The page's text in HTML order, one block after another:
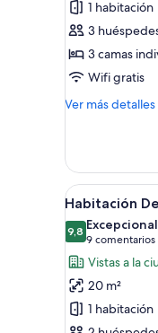
Habitación
triple
estándar
1 habitación
3
3 camas
Wifi gratis
Ver más detalles
Más
triple
estándar
Abrir
todas
las
fotos
de
Habitación
Deluxe
9
Habitación
9,89,8 de 10
Excepcional
9 comentarios
(9
Vistas a la
20 m²
1 habitación